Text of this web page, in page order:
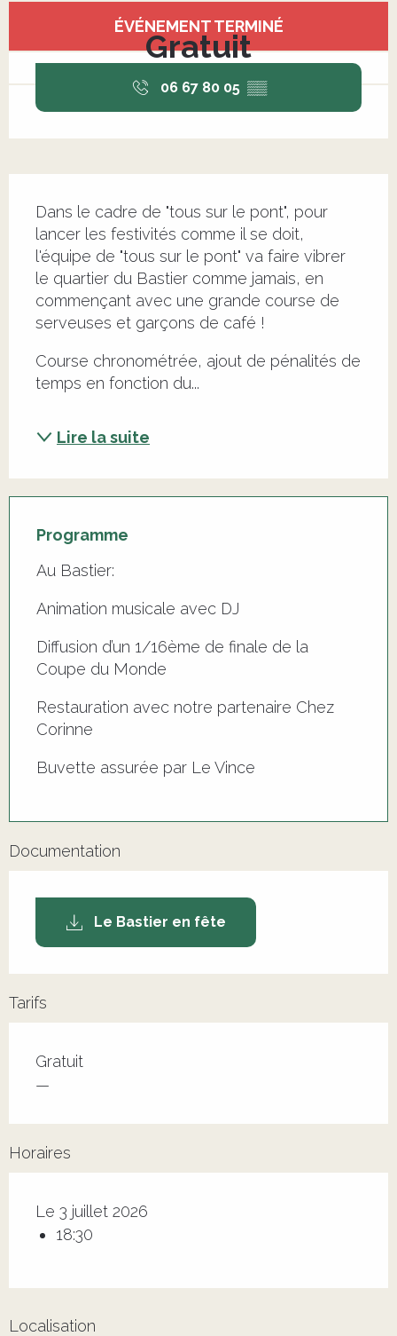
Ouverture et coordonnées
ÉVÉNEMENT TERMINÉ
Gratuit
06 67 80 05 ▒▒
Dans le cadre de "tous sur le pont", pour
lancer les festivités comme il se doit,
l'équipe de "tous sur le pont" va faire vibrer
le quartier du Bastier comme jamais, en
commençant avec une grande course de
serveuses et garçons de café !
Course chronométrée, ajout de pénalités de
temps en fonction du...
Lire la suite
Programme
Au Bastier:
Animation musicale avec DJ
Diffusion d’un 1/16ème de finale de la
Coupe du Monde
Restauration avec notre partenaire Chez
Corinne
Buvette assurée par Le Vince
Documentation
Le Bastier en fête
Tarifs
Tarifs 2026
Gratuit
—
Horaires
Le 3 juillet 2026
18:30
Localisation